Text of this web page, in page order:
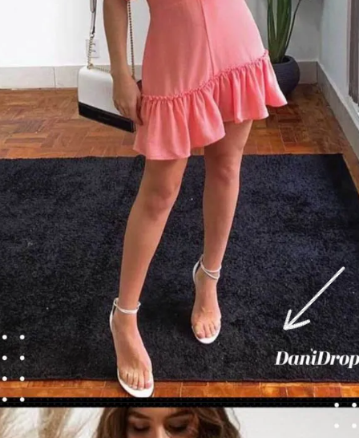
Opening